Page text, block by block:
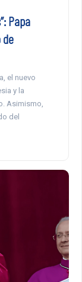
Papa
el nuevo
y la
Asimismo,
del